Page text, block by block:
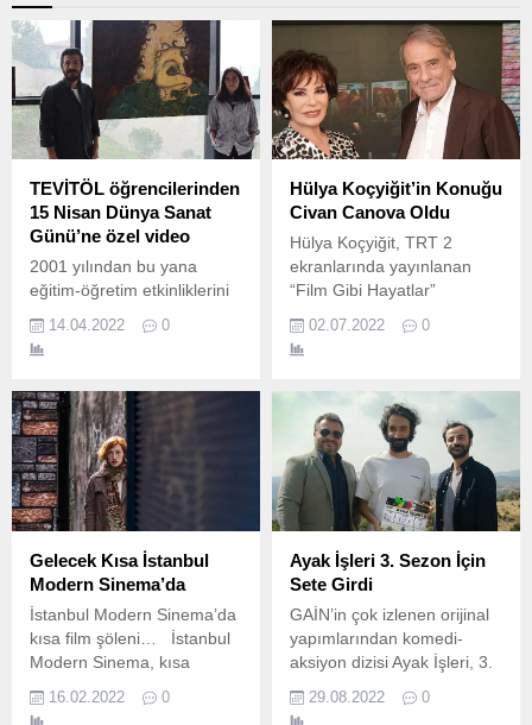
TEVİTÖL öğrencilerinden
15 Nisan Dünya Sanat
Günü’ne özel video
2001 yılından bu yana
eğitim-öğretim etkinliklerini
bünyesinde sürdüren, üstün
nitelikli öğrencilerin yetiştiği
Sanat Günü’nü özel bir
video ile kutluyor.
14.04.2022 0
Hülya Koçyiğit’in Konuğu
Civan Canova Oldu
Hülya Koçyiğit, TRT 2
ekranlarında yayınlanan
“Film Gibi Hayatlar”
ağırlamaya devam ediyor.
02.07.2022 0
Gelecek Kısa İstanbul
Modern Sinema’da
İstanbul Modern Sinema’da
kısa film şöleni… İstanbul
Modern Sinema, kısa
program daha hazırladı.
16.02.2022 0
Ayak İşleri 3. Sezon İçin
Sete Girdi
GAİN’in çok izlenen orijinal
yapımlarından komedi-
aksiyon dizisi Ayak İşleri, 3.
29.08.2022 0